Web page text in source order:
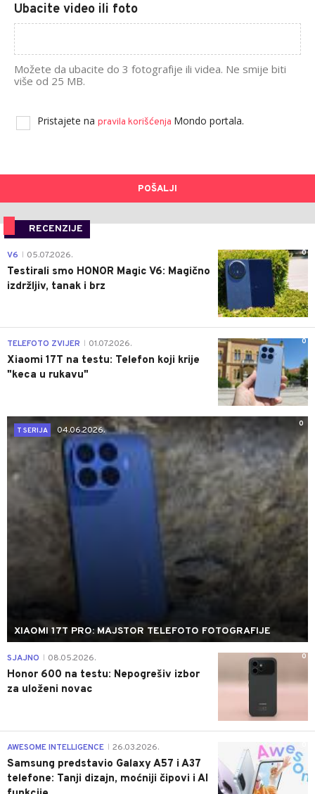
Ubacite video ili foto
Možete da ubacite do 3 fotografije ili videa. Ne smije biti
više od 25 MB.
Pristajete na pravila korišćenja Mondo portala.
POŠALJI
RECENZIJE
0
V6 05.07.2026.
Testirali smo HONOR Magic V6: Magično
izdržljiv, tanak i brz
0
TELEFOTO ZVIJER 01.07.2026.
Xiaomi 17T na testu: Telefon koji krije
"keca u rukavu"
0
T SERIJA
04.06.2026.
XIAOMI 17T PRO: MAJSTOR TELEFOTO FOTOGRAFIJE
0
SJAJNO 08.05.2026.
Honor 600 na testu: Nepogrešiv izbor
za uloženi novac
AWESOME INTELLIGENCE 26.03.2026.
Samsung predstavio Galaxy A57 i A37
telefone: Tanji dizajn, moćniji čipovi i AI